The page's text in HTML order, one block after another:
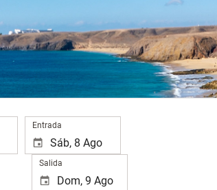
Entrada
Salida